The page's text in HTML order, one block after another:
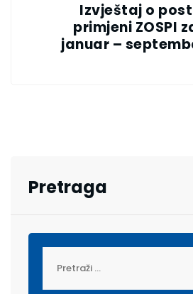
Izvještaj o
primjeni ZOSPI
januar –
Pretraga